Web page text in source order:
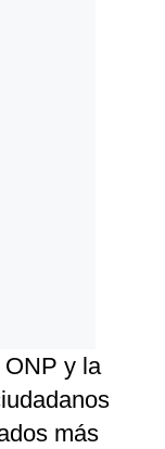
ONP y la
más